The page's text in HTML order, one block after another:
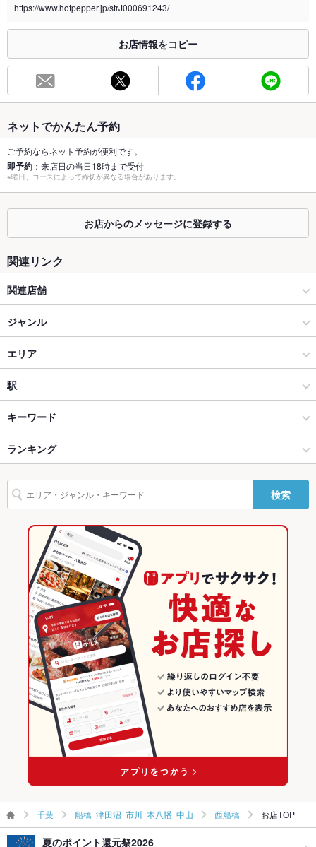
※2020年4月1日～受動喫煙対策に関する法律が施行されています。正しい情報はお店へお問い
総席数 200席(広々とした店内でゆったりお食事をお楽しみください！)
最大宴会収
80人(最大宴会人数80名様。西船橋で大型宴会ならぜひお任せ
個室
あり ：テーブル個室／お座敷個室ご用意あり！少人数様から大
人数様までご利用いただける個室ございます。
座敷
あり ：団体様のご利用大歓迎！最大80名様まで収容可能なお座
敷席ございます。お気軽にお問合せください♪
なし ：掘りごたつ席の他、テーブル席/カウンター席/お座敷席
ございます。様々なシチュエーションに対応可能！
カウンター
ソファー
テラス席
貸切
貸切不可 ：貸切宴会も承っております！西船橋での大型宴会な
らお任せください！お気軽にお問合せくださいませ。
設備
Wi-Fi
バリアフリ
なし ：特別なバリアフリー設備はございません。お手伝いが必
駐車場
なし ：駐車場のご用意はございませんので、お手数ですがお近
くのパーキングをご利用くださるようお願い致します。
その他設備
その他設備についてのお問い合わせは直接店舗までご連絡くだ
さい。 【西船橋 個室】
その他
飲み放題
あり ：飲み放題付宴会コースご用意しております。ご予約受付
中！謝恩祭等各種ご宴会にぜひ！
食べ放題
なし ：食べ放題メニューはございません。単品でも本格中華や
素材にこだわった絶品料理を各種ご用意しております。
焼酎充実
お子様連れ
お子様連れ歓迎 ：お子様連れにも安心・安全なソファー席ござ
います。ご家族でのご来店お待ち致しております！西船橋 個室
結婚式の二次会、法事などの宴会もご相談を承ります。お気軽
にご相談くださいませ！
https://www.hotpepper.jp/strJ000691243/
お店情報をコピー
ネットでかんたん予約
ご予約ならネット予約が便利です。
即予約 ：来店日の当日18時まで受付
※曜日、コースによって締切が異なる場合があります。
お店からのメッセージに登録する
関連リンク
関連店舗
いちげん
食彩厨房 いちげん 南浦和店
食彩厨房 いちげん 武蔵浦和店
食彩厨房 いちげん 新松戸店
食彩厨房 いちげん 南越谷店
食彩厨房 いちげん 新座店
食彩厨房いちげん 東松戸店
食彩厨房 いちげん 浮間店
食彩厨房いちげん 新鎌ヶ谷店
ジャンル
居酒屋
和風
船橋･津田沼･市川･本八幡･中山 × 居酒屋
船橋･津田沼･市川･本八幡･中山 × 和風
西船橋駅 × 居酒屋
西船橋駅 × 和風
エリア
西船橋
西船橋 × 居酒屋
西船橋 × 和風
千葉
千葉 × 居酒屋
千葉 × 和風
駅
京成西船駅
西船橋駅
船橋駅
キーワード
卵焼き からあげ
麻婆豆腐 牛タン
ランキング
千葉のグルメランキング
千葉の居酒屋ランキング
船橋･津田沼･市川･本八幡･中山のグルメランキング
船橋･津田沼･市川･本八幡･中山の居酒屋ランキング
西船橋のグルメランキング
西船橋の居酒屋ランキング
検索
千葉 船橋･津田沼･市川･本八幡･中山 西船橋 お店TOP
夏のポイント還元祭2026